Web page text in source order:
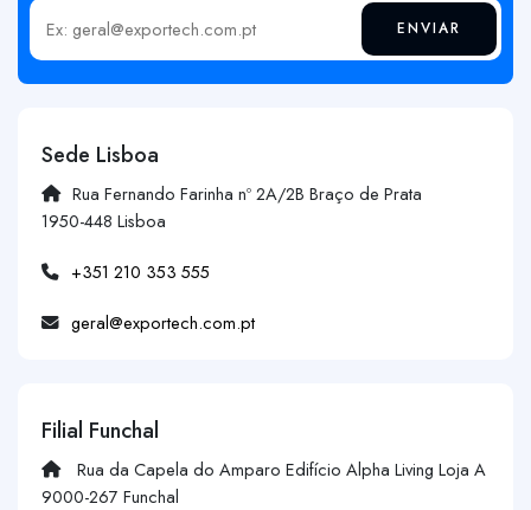
Insira o seu email ENVIAR
Sede Lisboa
Rua Fernando Farinha nº 2A/2B Braço de Prata
1950-448 Lisboa
+351 210 353 555
geral@exportech.com.pt
Filial Funchal
Rua da Capela do Amparo Edifício Alpha Living Loja A
9000-267 Funchal